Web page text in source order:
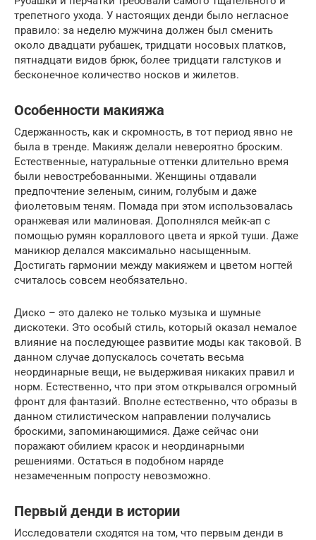
трепетного ухода. У настоящих денди было негласное
правило: за неделю мужчина должен был сменить
около двадцати рубашек, тридцати носовых платков,
пятнадцати видов брюк, более тридцати галстуков и
бесконечное количество носков и жилетов.
Особенности макияжа
Сдержанность, как и скромность, в тот период явно не
была в тренде. Макияж делали невероятно броским.
Естественные, натуральные оттенки длительно время
были невостребованными. Женщины отдавали
предпочтение зеленым, синим, голубым и даже
фиолетовым теням. Помада при этом использовалась
оранжевая или малиновая. Дополнялся мейк-ап с
помощью румян кораллового цвета и яркой туши. Даже
маникюр делался максимально насыщенным.
Достигать гармонии между макияжем и цветом ногтей
считалось совсем необязательно.
Диско – это далеко не только музыка и шумные
дискотеки. Это особый стиль, который оказал немалое
влияние на последующее развитие моды как таковой. В
данном случае допускалось сочетать весьма
неординарные вещи, не выдерживая никаких правил и
норм. Естественно, что при этом открывался огромный
фронт для фантазий. Вполне естественно, что образы в
данном стилистическом направлении получались
броскими, запоминающимися. Даже сейчас они
поражают обилием красок и неординарными
решениями. Остаться в подобном наряде
незамеченным попросту невозможно.
Первый денди в истории
Исследователи сходятся на том, что первым денди в